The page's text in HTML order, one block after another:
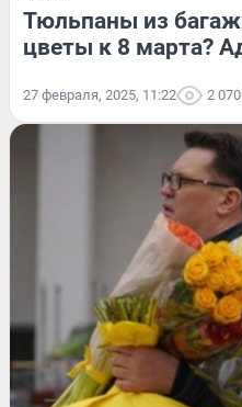
Тюльпаны из
цветы к 8 марта?
27 февраля, 2025, 11:22 2 070